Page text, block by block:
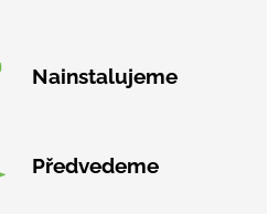
Nainstalujeme
Předvedeme